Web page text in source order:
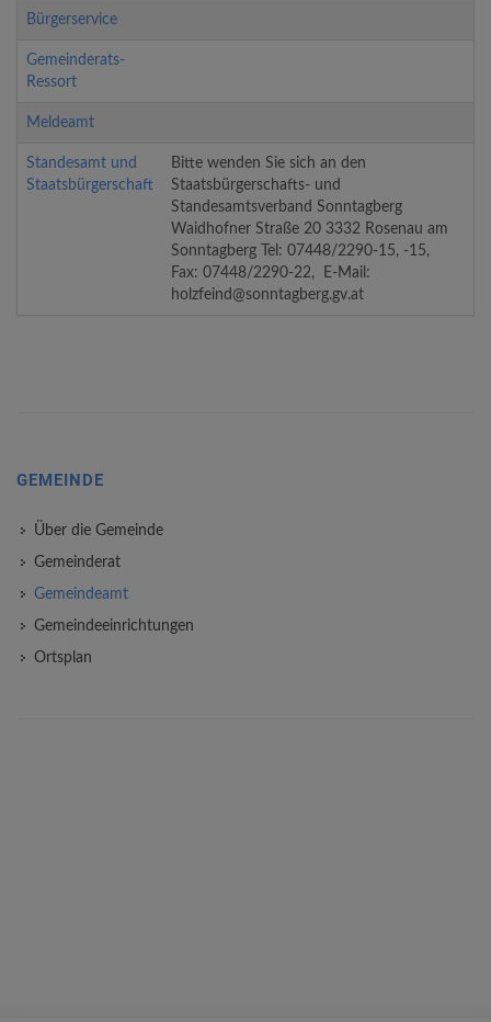
Bürgerservice
Gemeinderats-
Ressort
Meldeamt
Standesamt und
Staatsbürgerschaft
Bitte wenden Sie sich an den
Staatsbürgerschafts- und
Standesamtsverband Sonntagberg
Waidhofner Straße 20 3332 Rosenau am
Sonntagberg Tel: 07448/2290-15, -15,
Fax: 07448/2290-22, E-Mail:
holzfeind@sonntagberg.gv.at
GEMEINDE
Über die Gemeinde
Gemeinderat
Gemeindeamt
Gemeindeeinrichtungen
Ortsplan